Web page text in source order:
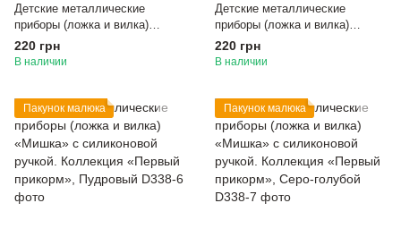
Детские металлические
приборы (ложка и вилка)
«Мишка» с силиконовой
ручкой. Коллекция «Первый
220 грн
В наличии
Детские металлические
приборы (ложка и вилка)
«Мишка» с силиконовой
ручкой. Коллекция «Первый
220 грн
В наличии
Пакунок малюка Пакунок малюка